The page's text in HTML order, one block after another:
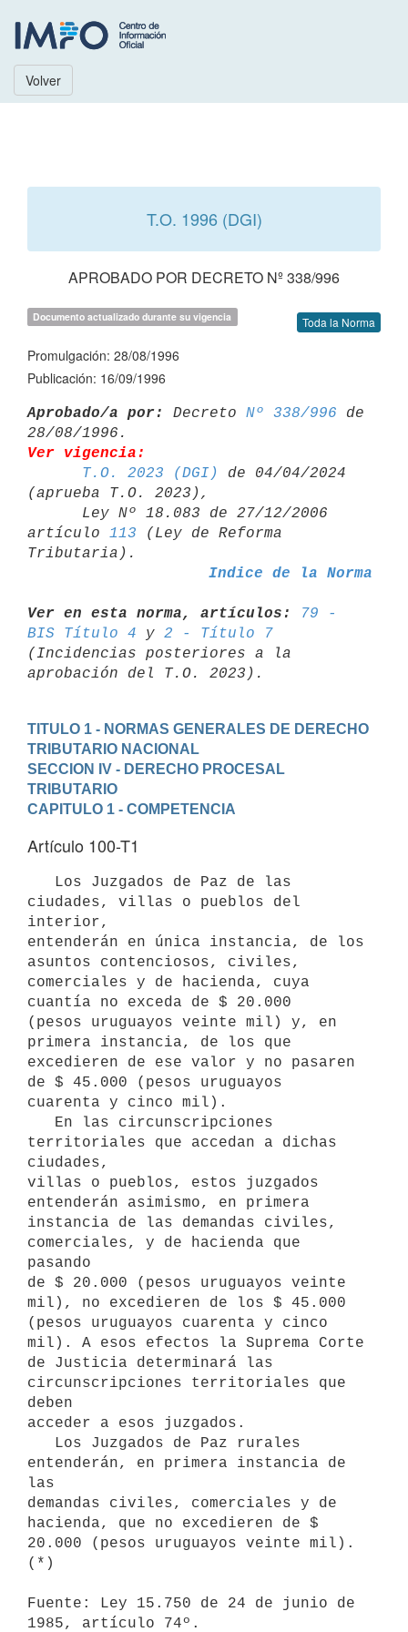
Volver
T.O. 1996 (DGI)
APROBADO POR DECRETO Nº 338/996
Documento actualizado durante su vigencia Toda la Norma
Promulgación: 28/08/1996
Publicación: 16/09/1996
Aprobado/a por: Decreto Nº 338/996 de
Ver vigencia:
T.O. 2023 (DGI)
de 04/04/2024
(aprueba T.O. 2023),
artículo 113 (Ley de Reforma
Indice de la Norma
Ver en esta norma, artículos:
79 -
BIS Título 4 y 2 - Título 7
(Incidencias posteriores a la
TITULO 1 - NORMAS GENERALES DE DERECHO
TRIBUTARIO NACIONAL
SECCION IV - DERECHO PROCESAL
TRIBUTARIO
CAPITULO 1 - COMPETENCIA
Artículo 100-T1
ciudades, villas o pueblos del
interior,
entenderán en única instancia, de los
asuntos contenciosos, civiles,
comerciales y de hacienda, cuya
cuantía no exceda de $ 20.000
(pesos uruguayos veinte mil) y, en
primera instancia, de los que
excedieren de ese valor y no pasaren
de $ 45.000 (pesos uruguayos
cuarenta y cinco mil).
territoriales que accedan a dichas
ciudades,
villas o pueblos, estos juzgados
entenderán asimismo, en primera
instancia de las demandas civiles,
comerciales, y de hacienda que
pasando
de $ 20.000 (pesos uruguayos veinte
mil), no excedieren de los $ 45.000
(pesos uruguayos cuarenta y cinco
mil). A esos efectos la Suprema Corte
de Justicia determinará las
circunscripciones territoriales que
deben
acceder a esos juzgados.
entenderán, en primera instancia de
las
demandas civiles, comerciales y de
hacienda, que no excedieren de $
20.000 (pesos uruguayos veinte mil).
(*)
Fuente: Ley 15.750 de 24 de junio de
1985, artículo 74º.